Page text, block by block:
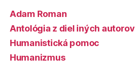
Adam Roman
Antológia z diel iných autorov
Humanistická pomoc
Humanizmus